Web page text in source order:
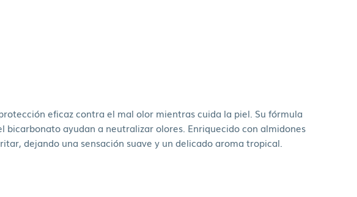
eficaz contra el mal olor mientras cuida la piel. Su fórmula
ayudan a neutralizar olores. Enriquecido con almidones
dejando una sensación suave y un delicado aroma tropical.